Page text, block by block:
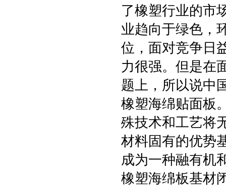
了橡塑行业的市
业趋向于绿色，
位，面对竞争日
力很强。但是在
题上，所以说中
橡塑海绵贴面板
殊技术和工艺将
材料固有的优势
成为一种融有机
橡塑海绵板基材